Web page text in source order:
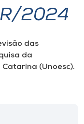
2024
das
da
(Unoesc).